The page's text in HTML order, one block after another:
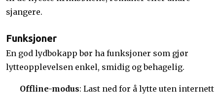
sjangere.
Funksjoner
En god lydbokapp bør ha funksjoner som gjør
lytteopplevelsen enkel, smidig og behagelig.
Offline-modus: Last ned for å lytte uten internett